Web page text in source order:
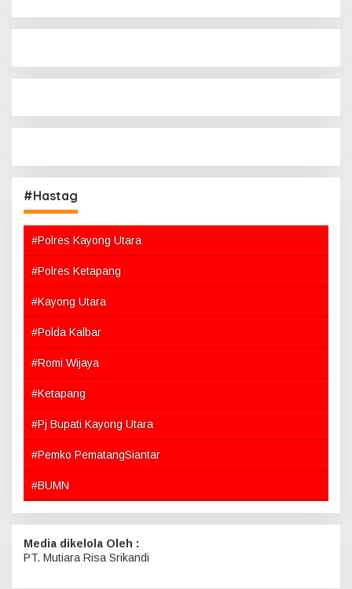
#Hastag
#Polres Kayong Utara
#Polres Ketapang
#Kayong Utara
#Polda Kalbar
#Romi Wijaya
#Ketapang
#Pj Bupati Kayong Utara
#Pemko PematangSiantar
#BUMN
Media dikelola Oleh :
PT. Mutiara Risa Srikandi